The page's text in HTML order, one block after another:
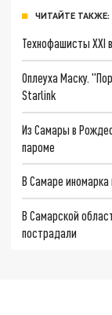
ЧИТАЙТЕ ТАКЖЕ:
Технофашисты XXI
Оплеуха Маску.
Starlink
Из Самары в
пароме
В Самаре
В Самарской
пострадали